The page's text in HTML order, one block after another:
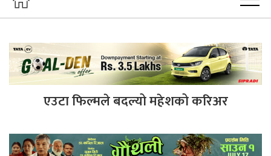
एउटा फिल्मले बदल्यो महेशको करिअर